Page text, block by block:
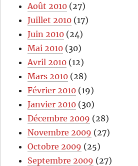
Août 2010 (27)
Juillet 2010 (17)
Juin 2010 (24)
Mai 2010 (30)
Avril 2010 (12)
Mars 2010 (28)
Février 2010 (19)
Janvier 2010 (30)
Décembre 2009 (28)
Novembre 2009 (27)
Octobre 2009 (25)
Septembre 2009 (27)